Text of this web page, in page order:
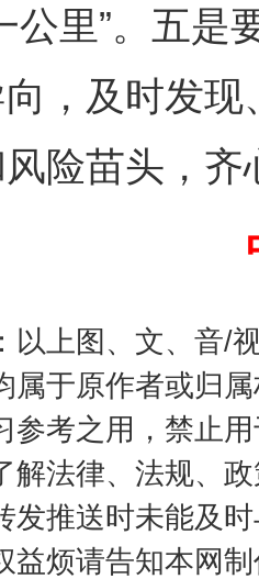
公里”。五是
，及时发
险苗头，
以上图、文、音/
属于原作者或归
参考之用，禁止
解法律、法规、
发推送时未能及
益烦请告知本网
息 一